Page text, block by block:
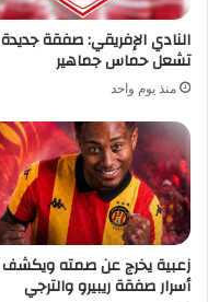
النادي الإفريقي: صفقة جديدة
تشعل حماس جماهير
منذ يوم واحد
زعبية يخرج عن صمته ويكشف
أسرار صفقة ريبيرو والترجي